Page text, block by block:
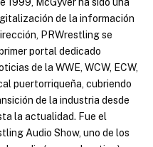
1999, McGyver ha sido una
de la información
PRWrestling se
portal dedicado
de la WWE, WCW, ECW,
puertorriqueña, cubriendo
de la industria desde
la actualidad. Fue el
Audio Show, uno de los